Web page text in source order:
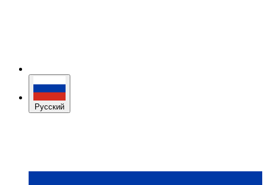
Русский